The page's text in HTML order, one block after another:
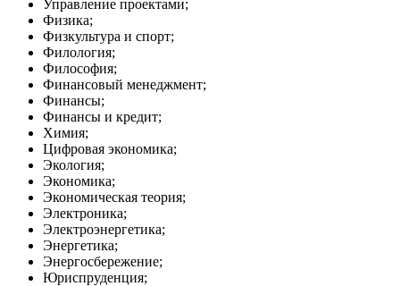
Управление проектами;
Физика;
Физкультура и спорт;
Филология;
Философия;
Финансовый менеджмент;
Финансы;
Финансы и кредит;
Химия;
Цифровая экономика;
Экология;
Экономика;
Экономическая теория;
Электроника;
Электроэнергетика;
Энергетика;
Энергосбережение;
Юриспруденция;